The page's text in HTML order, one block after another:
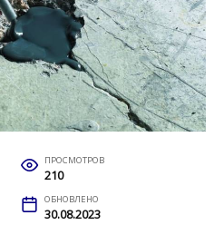
ПРОСМОТРОВ
210
ОБНОВЛЕНО
30.08.2023